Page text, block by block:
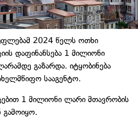
2024 წელს ოთხი
დაფინანსება 1 მილიონი
გაზარდა. იტყობინება
სააგენტო.
1 მილიონი ლარი მთავრობის